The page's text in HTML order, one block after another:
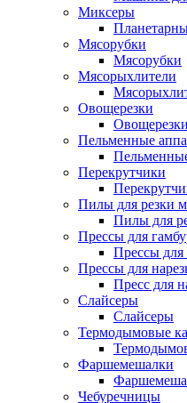
Миксеры
Мясорубки
Мясорубки
Мясорыхлители
Овощерезки
Овощерезки
Пельменные
Перекрутчики
Пилы для резки
Пилы для
Прессы для
Прессы для
Прессы для
Пресс для
Слайсеры
Слайсеры
Термодымовые
Фаршемешалки
Чебуречницы